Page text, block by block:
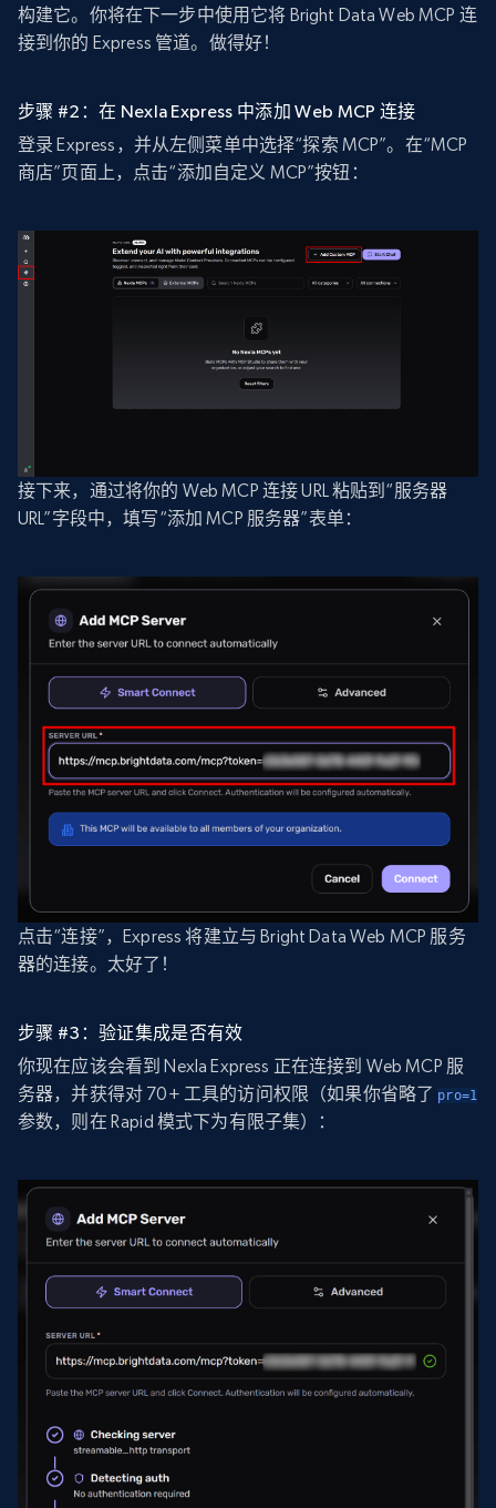
构建它。你将在下一步中使用它将 Bright Data Web MCP 连
接到你的 Express 管道。做得好！
步骤 #2：在 Nexla Express 中添加 Web MCP 连接
登录 Express，并从左侧菜单中选择“探索 MCP”。在“MCP
商店”页面上，点击“添加自定义 MCP”按钮：
接下来，通过将你的 Web MCP 连接 URL 粘贴到“服务器
URL”字段中，填写“添加 MCP 服务器”表单：
点击“连接”，Express 将建立与 Bright Data Web MCP 服务
器的连接。太好了！
步骤 #3：验证集成是否有效
你现在应该会看到 Nexla Express 正在连接到 Web MCP 服
务器，并获得对 70+ 工具的访问权限（如果你省略了 pro=1
参数，则在 Rapid 模式下为有限子集）：